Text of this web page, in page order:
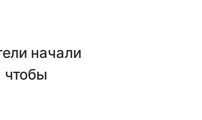
начали
чтобы